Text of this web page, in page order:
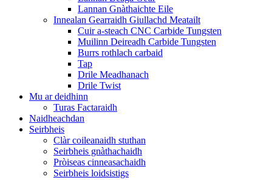
Lannan Gnàthaichte Eile
Innealan Gearraidh Giullachd Meatailt
Cuir a-steach CNC Carbide Tungsten
Muilinn Deireadh Carbide Tungsten
Burrs rothlach carbaid
Tap
Drile Meadhanach
Drile Twist
Mu ar deidhinn
Turas Factaraidh
Naidheachdan
Seirbheis
Clàr coileanaidh stuthan
Seirbheis gnàthachaidh
Pròiseas cinneasachaidh
Seirbheis loidsistigs